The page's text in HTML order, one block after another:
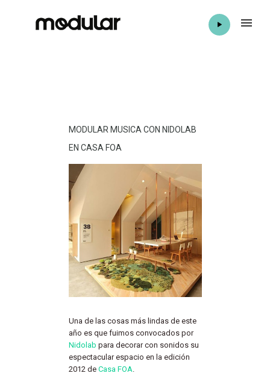
MODULAR MUSICA CON NIDOLAB
EN CASA FOA
Una de las cosas más lindas de este
año es que fuimos convocados por
Nidolab para decorar con sonidos su
espectacular espacio en la edición
2012 de Casa FOA.